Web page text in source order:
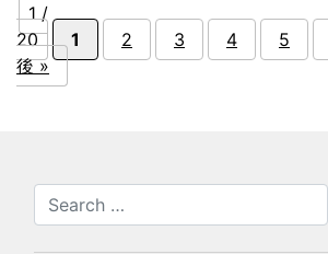
1 /
20
1 2 3 4 5
後 »